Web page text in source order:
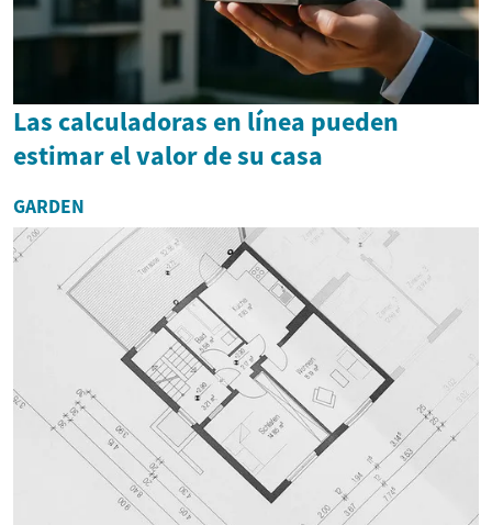
Las calculadoras en línea pueden
estimar el valor de su casa
GARDEN